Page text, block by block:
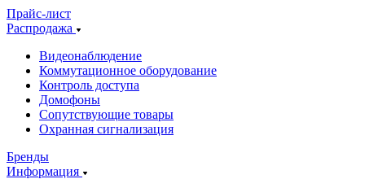
Прайс-лист
Распродажа
Видеонаблюдение
Коммутационное оборудование
Контроль доступа
Домофоны
Сопутствующие товары
Охранная сигнализация
Бренды
Информация